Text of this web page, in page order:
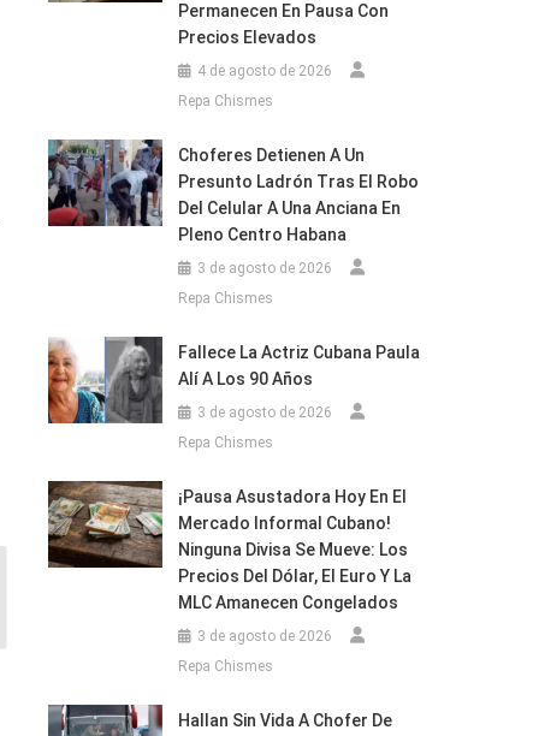
Permanecen En Pausa Con
Precios Elevados
4 de agosto de 2026
Repa Chismes
Choferes Detienen A Un
Presunto Ladrón Tras El Robo
Del Celular A Una Anciana En
Pleno Centro Habana
3 de agosto de 2026
Repa Chismes
Fallece La Actriz Cubana Paula
Alí A Los 90 Años
3 de agosto de 2026
Repa Chismes
¡Pausa Asustadora Hoy En El
Mercado Informal Cubano!
Ninguna Divisa Se Mueve: Los
Precios Del Dólar, El Euro Y La
MLC Amanecen Congelados
3 de agosto de 2026
Repa Chismes
Hallan Sin Vida A Chofer De